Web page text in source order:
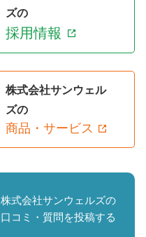
ズの
採用情報
株式会社サンウェル
ズの
商品・サービス
株式会社サンウェルズの
口コミ・質問を投稿する